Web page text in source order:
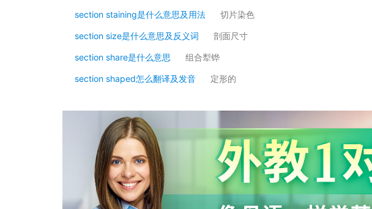
section staining是什么意思及用法 切片染色
section size是什么意思及反义词 剖面尺寸
section share是什么意思 组合犁铧
section shaped怎么翻译及发音 定形的